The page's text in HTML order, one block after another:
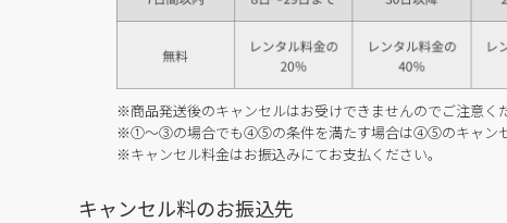
※商品発送後のキャンセルはお受けできませんのでご注意く
※①～③の場合でも④⑤の条件を満たす場合は④⑤のキャンセ
※キャンセル料金はお振込みにてお支払ください。
キャンセル料のお振込先